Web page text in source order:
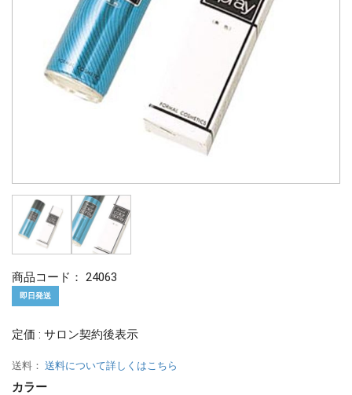
商品コード： 24063
即日発送
定価 : サロン契約後表示
送料： 送料について詳しくはこちら
カラー